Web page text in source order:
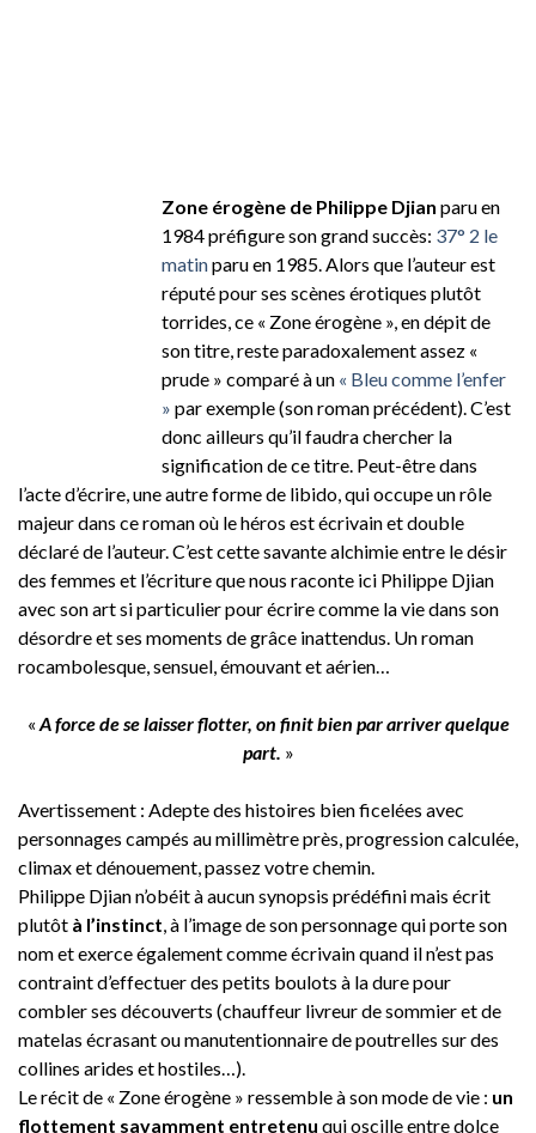
Zone érogène de Philippe Djian paru en
1984 préfigure son grand succès: 37° 2 le
matinparu en 1985. Alors que l’auteur est
réputé pour ses scènes érotiques plutôt
torrides, ce « Zone érogène », en dépit de
son titre, reste paradoxalement assez «
prude » comparé à un « Bleu comme l’enfer
» par exemple (son roman précédent). C’est
donc ailleurs qu’il faudra chercher la
signification de ce titre. Peut-être dans
l’acte d’écrire, une autre forme de libido, qui occupe un rôle
majeur dans ce roman où le héros est écrivain et double
déclaré de l’auteur. C’est cette savante alchimie entre le désir
des femmes et l’écriture que nous raconte ici Philippe Djian
avec son art si particulier pour écrire comme la vie dans son
désordre et ses moments de grâce inattendus. Un roman
rocambolesque, sensuel, émouvant et aérien…
« A force de se laisser flotter, on finit bien par arriver quelque
part. »
Avertissement : Adepte des histoires bien ficelées avec
personnages campés au millimètre près, progression calculée,
climax et dénouement, passez votre chemin.
Philippe Djian n’obéit à aucun synopsis prédéfini mais écrit
plutôt à l’instinct , à l’image de son personnage qui porte son
nom et exerce également comme écrivain quand il n’est pas
contraint d’effectuer des petits boulots à la dure pour
combler ses découverts (chauffeur livreur de sommier et de
matelas écrasant ou manutentionnaire de poutrelles sur des
collines arides et hostiles…).
Le récit de « Zone érogène » ressemble à son mode de vie : un
flottement savamment entretenu qui oscille entre dolce